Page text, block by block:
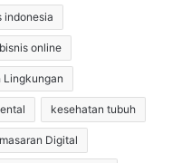
indonesia
bisnis online
Lingkungan
kesehatan tubuh
Digital